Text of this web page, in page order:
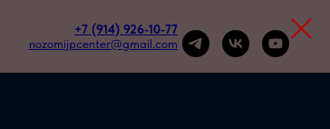
+7 (914) 926-10-77
nozomijpcenter@gmail.com